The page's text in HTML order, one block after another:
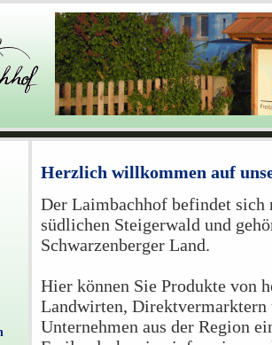
Herzlich willkommen auf
Der Laimbachhof befindet sich
südlichen Steigerwald und
Schwarzenberger Land.
Hier können Sie Produkte von
Landwirten, Direktvermarktern
Unternehmen aus der Region